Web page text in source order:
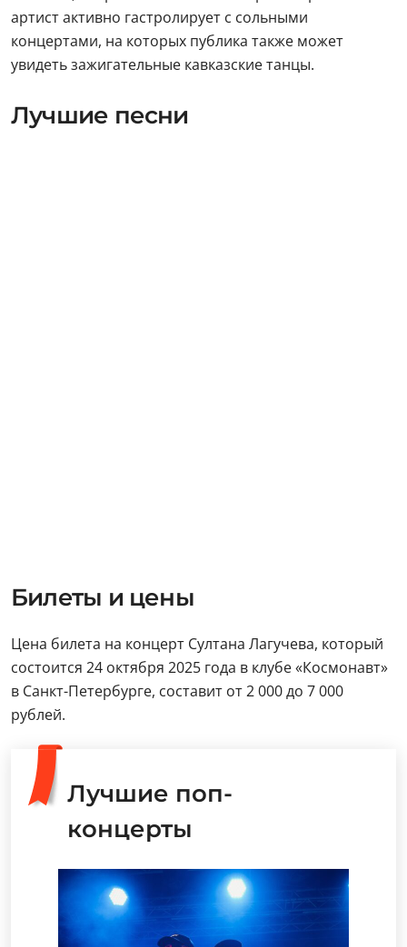
артист активно гастролирует с сольными
концертами, на которых публика также может
увидеть зажигательные кавказские танцы.
Лучшие песни
Билеты и цены
Цена билета на концерт Султана Лагучева, который
состоится 24 октября 2025 года в клубе «Космонавт»
в Санкт-Петербурге, составит от 2 000 до 7 000
рублей.
Лучшие поп-
концерты